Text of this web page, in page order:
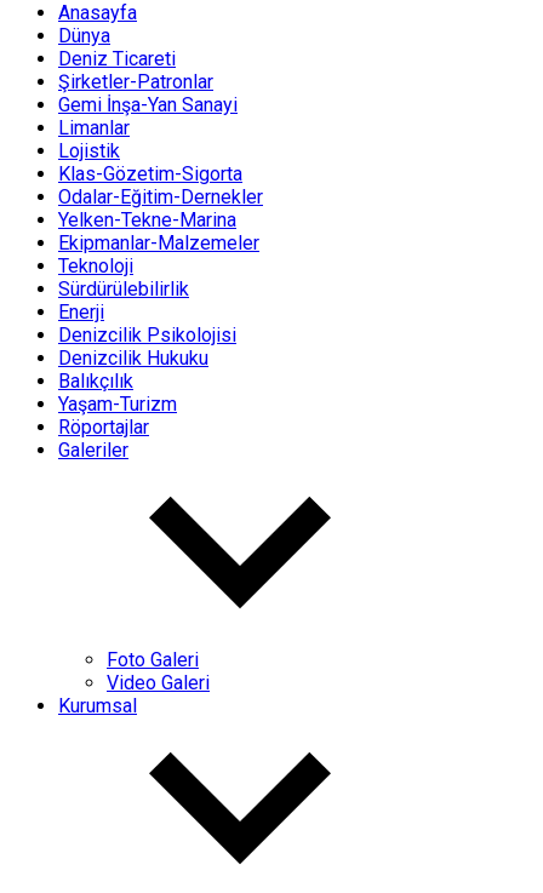
Anasayfa
Dünya
Deniz Ticareti
Şirketler-Patronlar
Gemi İnşa-Yan Sanayi
Limanlar
Lojistik
Klas-Gözetim-Sigorta
Odalar-Eğitim-Dernekler
Yelken-Tekne-Marina
Ekipmanlar-Malzemeler
Teknoloji
Sürdürülebilirlik
Enerji
Denizcilik Psikolojisi
Denizcilik Hukuku
Balıkçılık
Yaşam-Turizm
Röportajlar
Galeriler
Foto Galeri
Video Galeri
Kurumsal